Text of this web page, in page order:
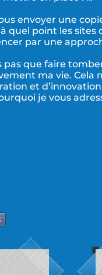
envoyer une
quel point les sites
par une
pas que faire
ma vie. Cela
et
je vous